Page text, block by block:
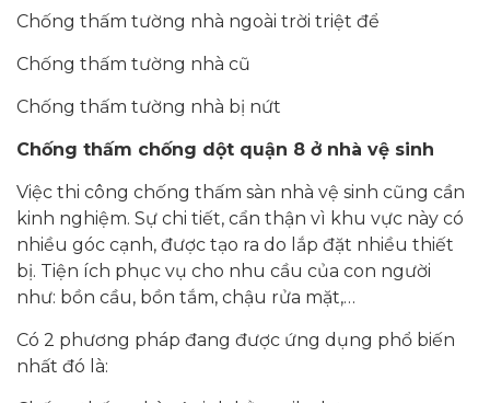
Chống thấm tường nhà ngoài trời triệt để
Chống thấm tường nhà cũ
Chống thấm tường nhà bị nứt
Chống thấm chống dột quận 8 ở nhà vệ sinh
Việc thi công chống thấm sàn nhà vệ sinh cũng cần
kinh nghiệm. Sự chi tiết, cẩn thận vì khu vực này có
nhiều góc cạnh, được tạo ra do lắp đặt nhiều thiết
bị. Tiện ích phục vụ cho nhu cầu của con người
như: bồn cầu, bồn tắm, chậu rửa mặt,…
Có 2 phương pháp đang được ứng dụng phổ biến
nhất đó là: